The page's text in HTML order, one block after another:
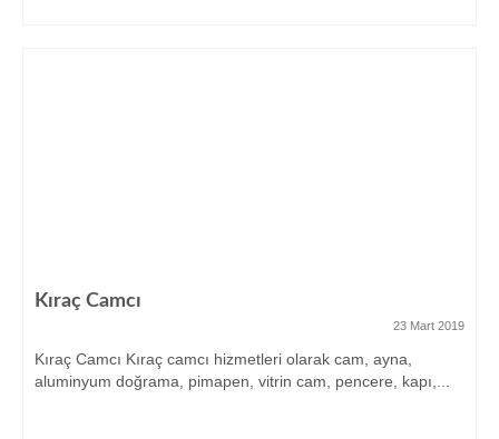
Kıraç Camcı
23 Mart 2019
Kıraç Camcı Kıraç camcı hizmetleri olarak cam, ayna,
aluminyum doğrama, pimapen, vitrin cam, pencere, kapı,...